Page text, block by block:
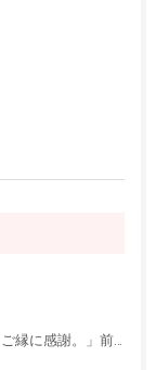
【無事にお引渡し完了】「ご縁に感謝。」前回ご紹介した中古一戸建てのお引渡しが終了しました